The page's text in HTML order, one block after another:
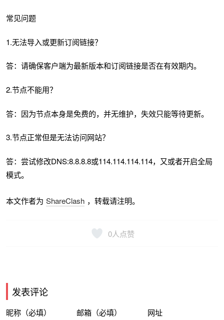
常见问题
1.无法导入或更新订阅链接？
答：请确保客户端为最新版本和订阅链接是否在有效期内。
2.节点不能用？
答：因为节点本身是免费的，并无维护，失效只能等待更新。
3.节点正常但是无法访问网站？
答：尝试修改DNS:8.8.8.8或114.114.114.114，又或者开启全局
模式。
本文作者为 ShareClash ，转载请注明。
0人点赞
发表评论
昵称（必填） 邮箱（必填） 网址